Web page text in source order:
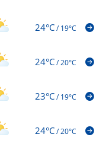
24°C/19°C
24°C/20°C
23°C/19°C
24°C/20°C